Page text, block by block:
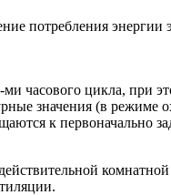
потребления
часового цикла, при
значения (в режиме
к первоначально
комнатной